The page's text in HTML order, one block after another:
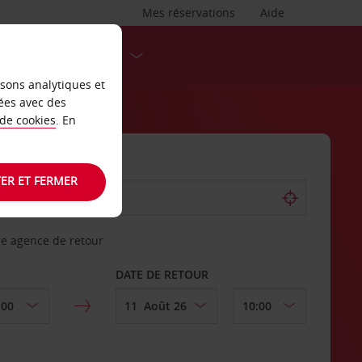
Aide
Mes réservations
agence de retour
DATE DE RETOUR
analytiques et
avec des
cookies. En
ET FERMER